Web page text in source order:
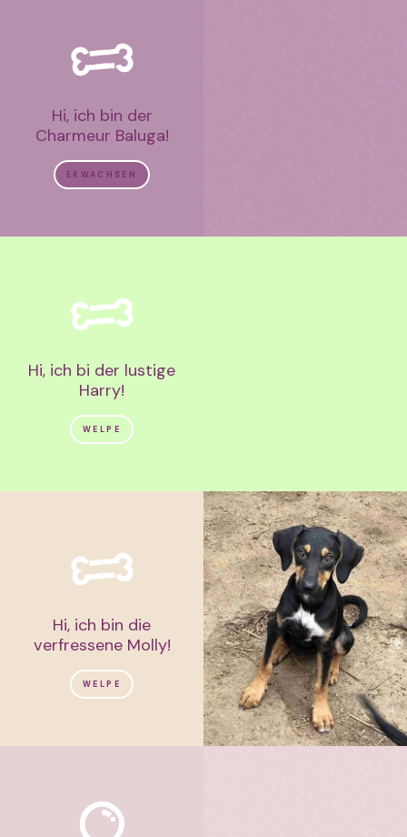
Hi, ich bin der
Charmeur Baluga!
ERWACHSEN
Hi, ich bi der lustige
Harry!
WELPE
Hi, ich bin die
verfressene Molly!
WELPE